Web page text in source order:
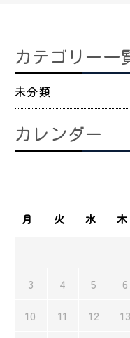
カテゴリー一
未分類
カレンダー
月 火 水 木
3
4 5 6
10
11 12 13